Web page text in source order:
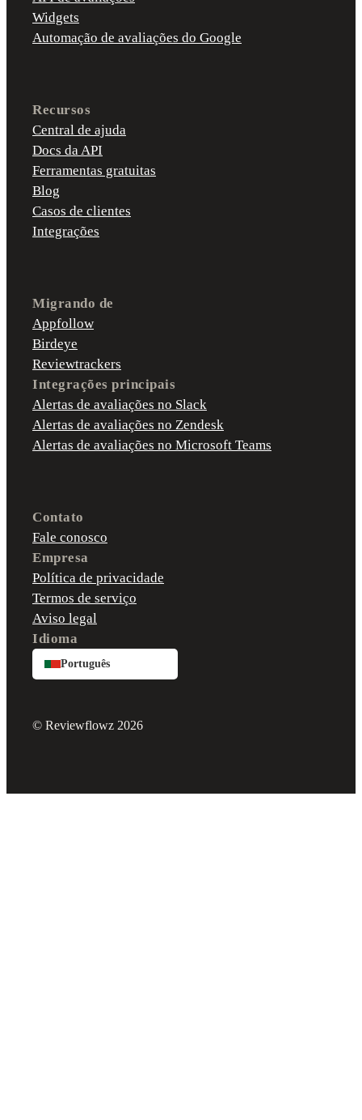
Widgets
Automação de avaliações do Google
Recursos
Central de ajuda
Docs da API
Ferramentas gratuitas
Blog
Casos de clientes
Integrações
Migrando de
Appfollow
Birdeye
Reviewtrackers
Integrações principais
Alertas de avaliações no Slack
Alertas de avaliações no Zendesk
Alertas de avaliações no Microsoft Teams
Contato
Fale conosco
Empresa
Política de privacidade
Termos de serviço
Aviso legal
Idioma
Português
© Reviewflowz 2026